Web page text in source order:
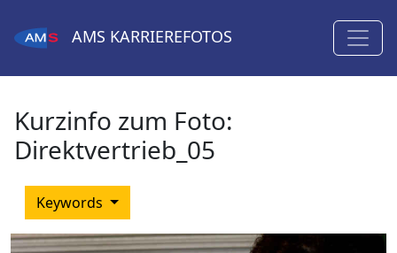
AMS KARRIEREFOTOS
Kurzinfo zum Foto:
Direktvertrieb_05
Keywords